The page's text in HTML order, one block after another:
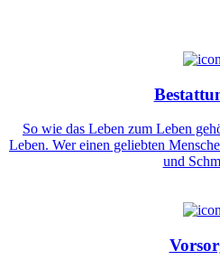
So wie das Leben zum Leben
Leben. Wer einen geliebten
und